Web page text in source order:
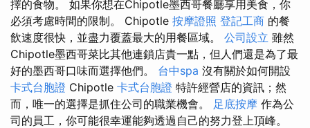
擇的食物。 如果你想在Chipotle墨西哥餐廳享用美食，你
必須考慮時間的限制。 Chipotle 按摩證照 登記工商 的餐
飲速度很快，並盡力覆蓋最大的用餐區域。 公司設立 雖然
Chipotle墨西哥菜比其他連鎖店貴一點，但人們還是為了最
好的墨西哥口味而選擇他們。 台中spa 沒有關於如何開設
卡式台胞證 Chipotle 卡式台胞證 特許經營店的資訊；然
而，唯一的選擇是抓住公司的職業機會。 足底按摩 作為公
司的員工，你可能很幸運能夠透過自己的努力登上頂峰。